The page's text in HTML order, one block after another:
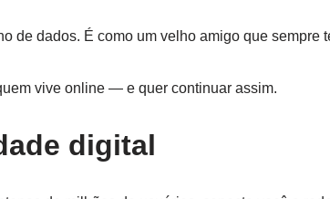
de dados. É como um velho amigo que sempre
vive online — e quer continuar assim.
digital